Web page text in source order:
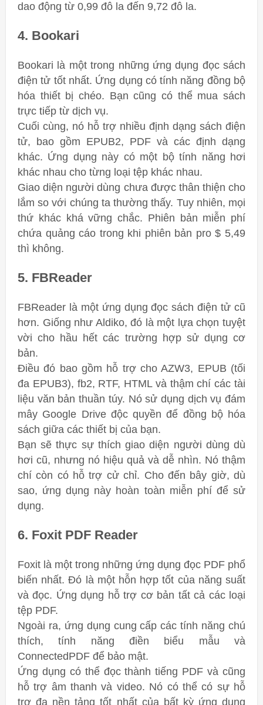
dao động từ 0,99 đô la đến 9,72 đô la.
4. Bookari
Bookari là một trong những ứng dụng đọc sách
điện tử tốt nhất. Ứng dụng có tính năng đồng bộ
hóa thiết bị chéo. Bạn cũng có thể mua sách
trực tiếp từ dịch vụ.
Cuối cùng, nó hỗ trợ nhiều định dạng sách điện
tử, bao gồm EPUB2, PDF và các định dạng
khác. Ứng dụng này có một bộ tính năng hơi
khác nhau cho từng loại tệp khác nhau.
Giao diện người dùng chưa được thân thiện cho
lắm so với chúng ta thường thấy. Tuy nhiên, mọi
thứ khác khá vững chắc. Phiên bản miễn phí
chứa quảng cáo trong khi phiên bản pro $ 5,49
thì không.
5. FBReader
FBReader là một ứng dụng đọc sách điện tử cũ
hơn. Giống như Aldiko, đó là một lựa chọn tuyệt
vời cho hầu hết các trường hợp sử dụng cơ
bản.
Điều đó bao gồm hỗ trợ cho AZW3, EPUB (tối
đa EPUB3), fb2, RTF, HTML và thậm chí các tài
liệu văn bản thuần túy. Nó sử dụng dịch vụ đám
mây Google Drive độc ​​quyền để đồng bộ hóa
sách giữa các thiết bị của bạn.
Bạn sẽ thực sự thích giao diện người dùng dù
hơi cũ, nhưng nó hiệu quả và dễ nhìn. Nó thậm
chí còn có hỗ trợ cử chỉ. Cho đến bây giờ, dù
sao, ứng dụng này hoàn toàn miễn phí để sử
dụng.
6. Foxit PDF Reader
Foxit là một trong những ứng dụng đọc PDF phổ
biến nhất. Đó là một hỗn hợp tốt của năng suất
và đọc. Ứng dụng hỗ trợ cơ bản tất cả các loại
tệp PDF.
Ngoài ra, ứng dụng cung cấp các tính năng chú
thích, tính năng điền biểu mẫu và
ConnectedPDF để bảo mật.
Ứng dụng có thể đọc thành tiếng PDF và cũng
hỗ trợ âm thanh và video. Nó có thể có sự hỗ
trợ đa nền tảng tốt nhất của bất kỳ ứng dụng